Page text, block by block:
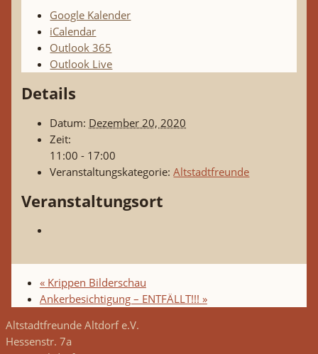
Google Kalender
iCalendar
Outlook 365
Outlook Live
Details
Datum: Dezember 20, 2020
Zeit:
11:00 - 17:00
Veranstaltungskategorie: Altstadtfreunde
Veranstaltungsort
«Krippen Bilderschau
Ankerbesichtigung – ENTFÄLLT!!! »
Altstadtfreunde Altdorf e.V.
Hessenstr. 7a